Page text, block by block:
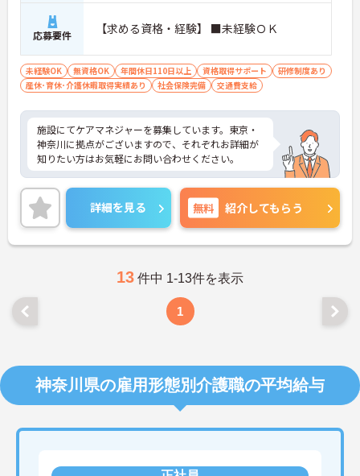
応募要件 【求める資格・経験】 ■未経験ＯＫ
未経験OK 無資格OK 年間休日110日以上 資格取得サポート
研修制度あり
産休･育休･介護休暇取得実績あり
社会保険完備 交通費支給
施設にてケアマネジャーを募集しています。東京・
神奈川に拠点がございますので、それぞれお詳細が
知りたい方はお気軽にお問い合わせください。
詳細を見る 無料 紹介してもらう
13 件中 1-13件を表示
1
神奈川県の雇用形態別介護職の平均給与